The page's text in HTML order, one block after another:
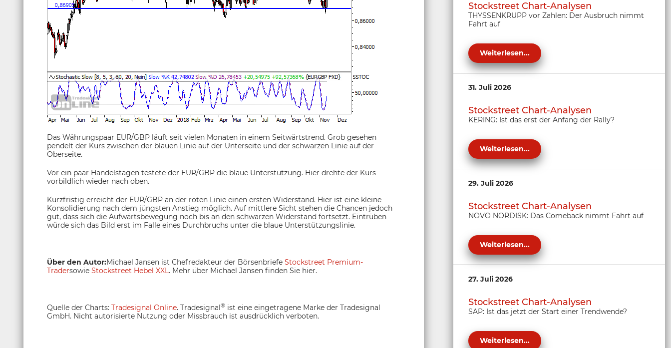
Das Währungspaar EUR/GBP läuft seit vielen Monaten in einem Seitwärtstrend. Grob gesehen
pendelt der Kurs zwischen der blauen Linie auf der Unterseite und der schwarzen Linie auf der
Oberseite.
Vor ein paar Handelstagen testete der EUR/GBP die blaue Unterstützung. Hier drehte der Kurs
vorbildlich wieder nach oben.
Kurzfristig erreicht der EUR/GBP an der roten Linie einen ersten Widerstand. Hier ist eine kleine
Konsolidierung nach dem jüngsten Anstieg möglich. Auf mittlere Sicht stehen die Chancen jedoch
gut, dass sich die Aufwärtsbewegung noch bis an den schwarzen Widerstand fortsetzt. Eintrüben
würde sich das Bild erst im Falle eines Durchbruchs unter die blaue Unterstützungslinie.
Über den Autor:Michael Jansen ist Chefredakteur der Börsenbriefe Stockstreet Premium-
Tradersowie Stockstreet Hebel XXL. Mehr über Michael Jansen finden Sie hier.
Quelle der Charts: Tradesignal Online. Tradesignal® ist eine eingetragene Marke der Tradesignal
GmbH. Nicht autorisierte Nutzung oder Missbrauch ist ausdrücklich verboten.
Stockstreet Chart-Analysen
THYSSENKRUPP vor Zahlen: Der Ausbruch nimmt
Fahrt auf
Weiterlesen...
31. Juli 2026
Stockstreet Chart-Analysen
KERING: Ist das erst der Anfang der Rally?
Weiterlesen...
29. Juli 2026
Stockstreet Chart-Analysen
NOVO NORDISK: Das Comeback nimmt Fahrt auf
Weiterlesen...
27. Juli 2026
Stockstreet Chart-Analysen
SAP: Ist das jetzt der Start einer Trendwende?
Weiterlesen...